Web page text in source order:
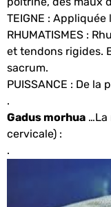
TEIGNE :
RHUMATISMES :
et tendons rigides.
sacrum.
PUISSANCE : De
.
Gadus morhua …La
cervicale) :
.